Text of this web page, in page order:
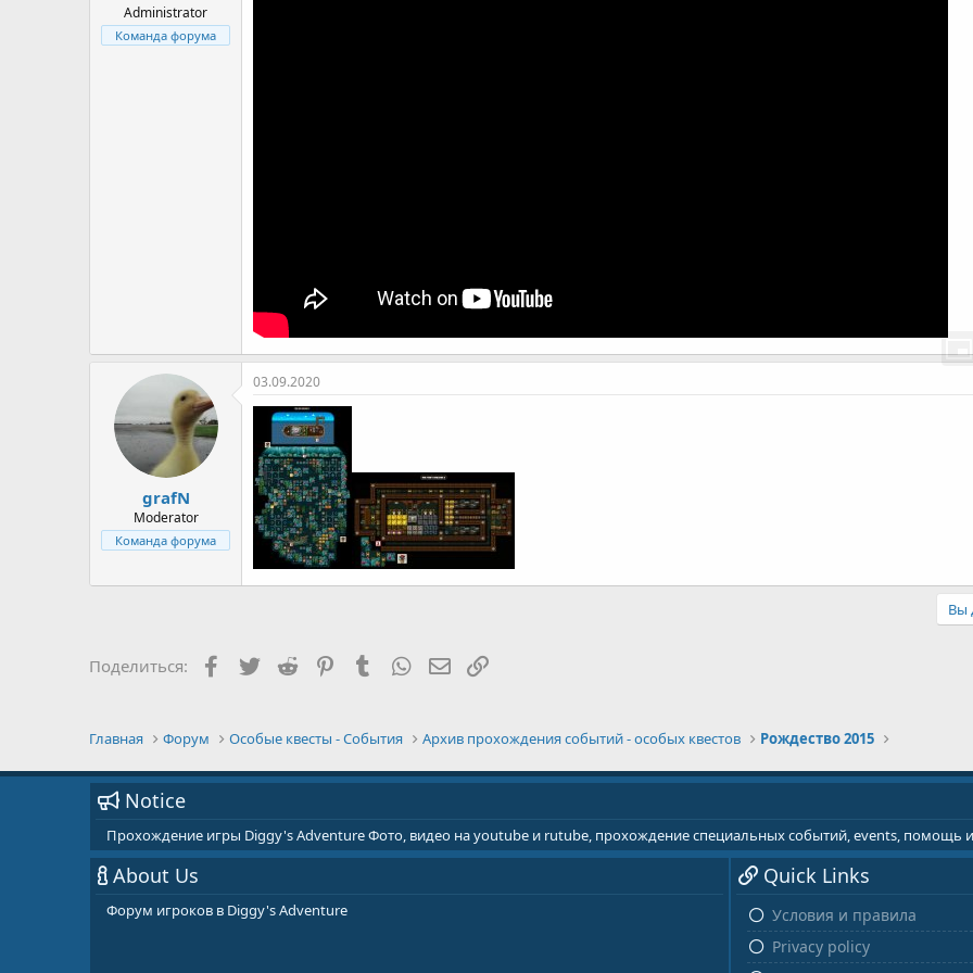
я
Administrator
Команда форума
grafN
Moderator
Команда форума
03.09.2020
Вы
Поделиться: Facebook
Twitter Reddit PinterestTumblrWhatsApp
E-mail
Главная Форум Особые квесты - События Архив прохождения событий - особых квестов Рождество 2015
Notice
Прохождение игры Diggy's Adventure Фото, видео на youtube и rutube, прохождение специальных событий, events, помощь
About Us
Форум игроков в Diggy's Adventure
Quick Links
Условия и правила
Privacy policy